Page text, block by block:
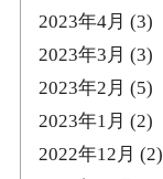
2023年4月 (3)
2023年3月 (3)
2023年2月 (5)
2023年1月 (2)
2022年12月 (2)